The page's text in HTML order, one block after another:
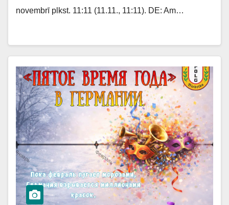
novembrī plkst. 11:11 (11.11., 11:11). DE: Am…